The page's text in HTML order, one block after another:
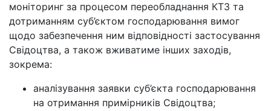
моніторинг за процесом переобладнання КТЗ та
дотриманням суб’єктом господарювання вимог
щодо забезпечення ним відповідності застосування
Свідоцтва, а також вживатиме інших заходів,
зокрема:
аналізування заявки суб’єкта господарювання
на отримання примірників Свідоцтва;